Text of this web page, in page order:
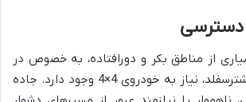
از مناطق بکر و دورافتاده، به خصوص در
پارک هایی مانند ریشترسفلد، نیاز به خودروی 4×4 وجود دارد. جاده